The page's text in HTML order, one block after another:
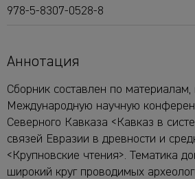
978-5-8307-0528-8
Аннотация
Сборник составлен по
Международную научную
Северного Кавказа <Кавказ в
связей Евразии в древности и
<Крупновские чтения>. Тематика
широкий круг проводимых